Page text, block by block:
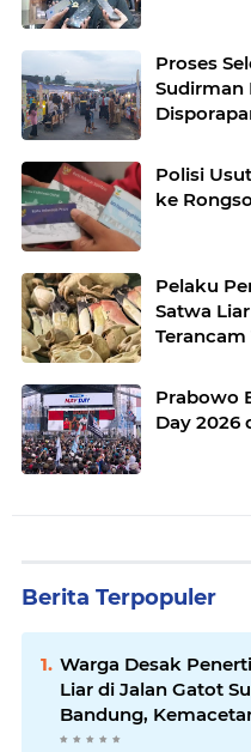
Proses
Sudirman
Polisi
ke
Pelaku
Satwa
Terancam
Prabowo
Day 2026
Berita Terpopuler
Warga Desak
Liar di Jalan Gatot
Bandung,
Makin